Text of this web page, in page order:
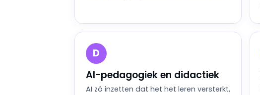
D
AI-pedagogiek en didactiek
AI zó inzetten dat het het leren versterkt,